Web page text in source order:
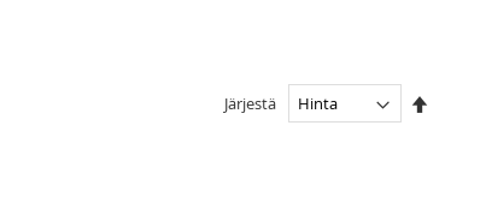
Järjestä